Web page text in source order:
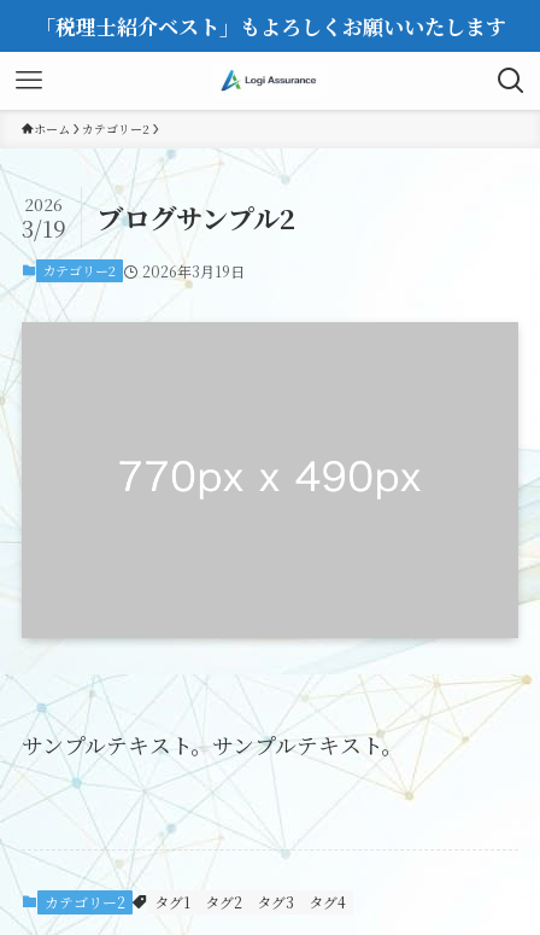
「税理士紹介ベスト」もよろしくお願いいたします
ホーム カテゴリー2
ブログサンプル2
2026
3/19
カテゴリー2 2026年3月19日
サンプルテキスト。サンプルテキスト。
カテゴリー2 タグ1 タグ2 タグ3 タグ4